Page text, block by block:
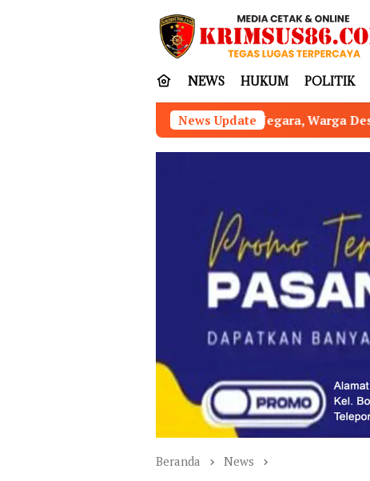
NEWS HUKUM POLITIK
News Update
Rugikan Negara, Warga Desak APH Periksa Pj Kades Hendri
Beranda News